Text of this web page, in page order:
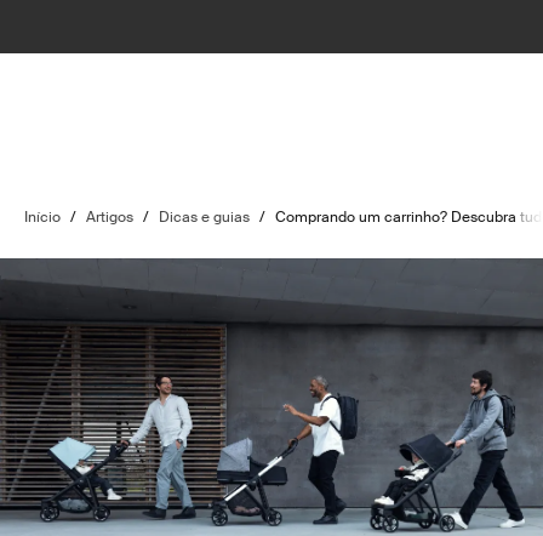
Início / Artigos / Dicas e guias / Comprando um carrinho? Descubra